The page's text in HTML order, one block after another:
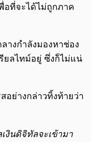
อที่จะได้ไม่ถูกภาค
างกำลังมองหาช่อง
ยลไทม์อยู่ ซึ่งก็ไม่แน่
อย่างกล่าวทิ้งท้ายว่า
งินดิจิทัลจะเข้ามา